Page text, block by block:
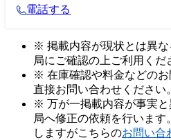
電話する
※ 掲載内容が現状とは異
局にご確認の上ご利用くだ
※ 在庫確認や料金などの
直接お問い合わせください。
※ 万が一掲載内容が事実
局へ修正の依頼を行います
しますがこちらのお問い合